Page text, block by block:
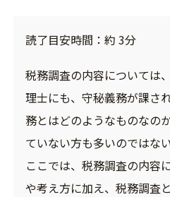
読了目安時間：約 3分
税務調査の内容については
理士にも、守秘義務が課さ
務とはどのようなものなの
ていない方も多いのではな
ここでは、税務調査の内容
や考え方に加え、税務調査